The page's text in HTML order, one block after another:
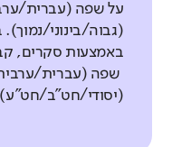
על שפה (עברית/
(גבוה/בינוני/
באמצעות סקרים,
שפה (עברית/
(יסודי/חט"ב/